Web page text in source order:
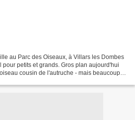
au Parc des Oiseaux, à Villars les Dombes
petits et grands. Gros plan aujourd'hui
cousin de l'autruche - mais beaucoup